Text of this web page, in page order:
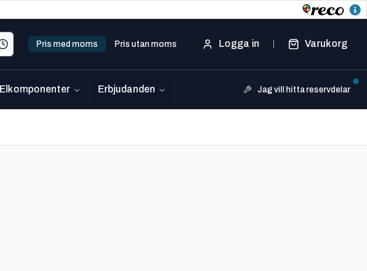
Pris med moms Pris utan moms Logga in Varukorg
Elkomponenter Erbjudanden Jag vill hitta reservdelar